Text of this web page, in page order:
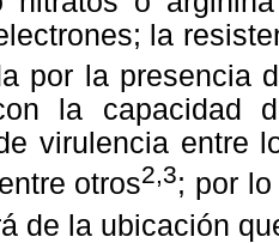
la
por la presencia
la capacidad
virulencia entre
otros2,3; por
de la ubicación